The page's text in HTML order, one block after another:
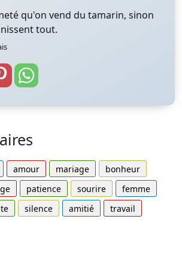
qu'on vend du tamarin, sinon
tout.
amour mariage
bonheur
patience sourire
femme
silence amitié
travail